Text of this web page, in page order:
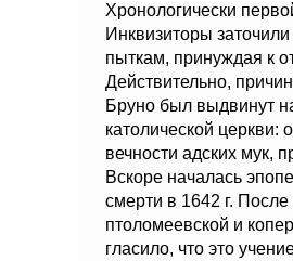
Хронологически
Инквизиторы
пыткам, принуждая к
Действительно,
Бруно был выдвинут
католической церкви:
вечности адских мук,
Вскоре началась
смерти в 1642 г.
птоломеевской и
гласило, что это